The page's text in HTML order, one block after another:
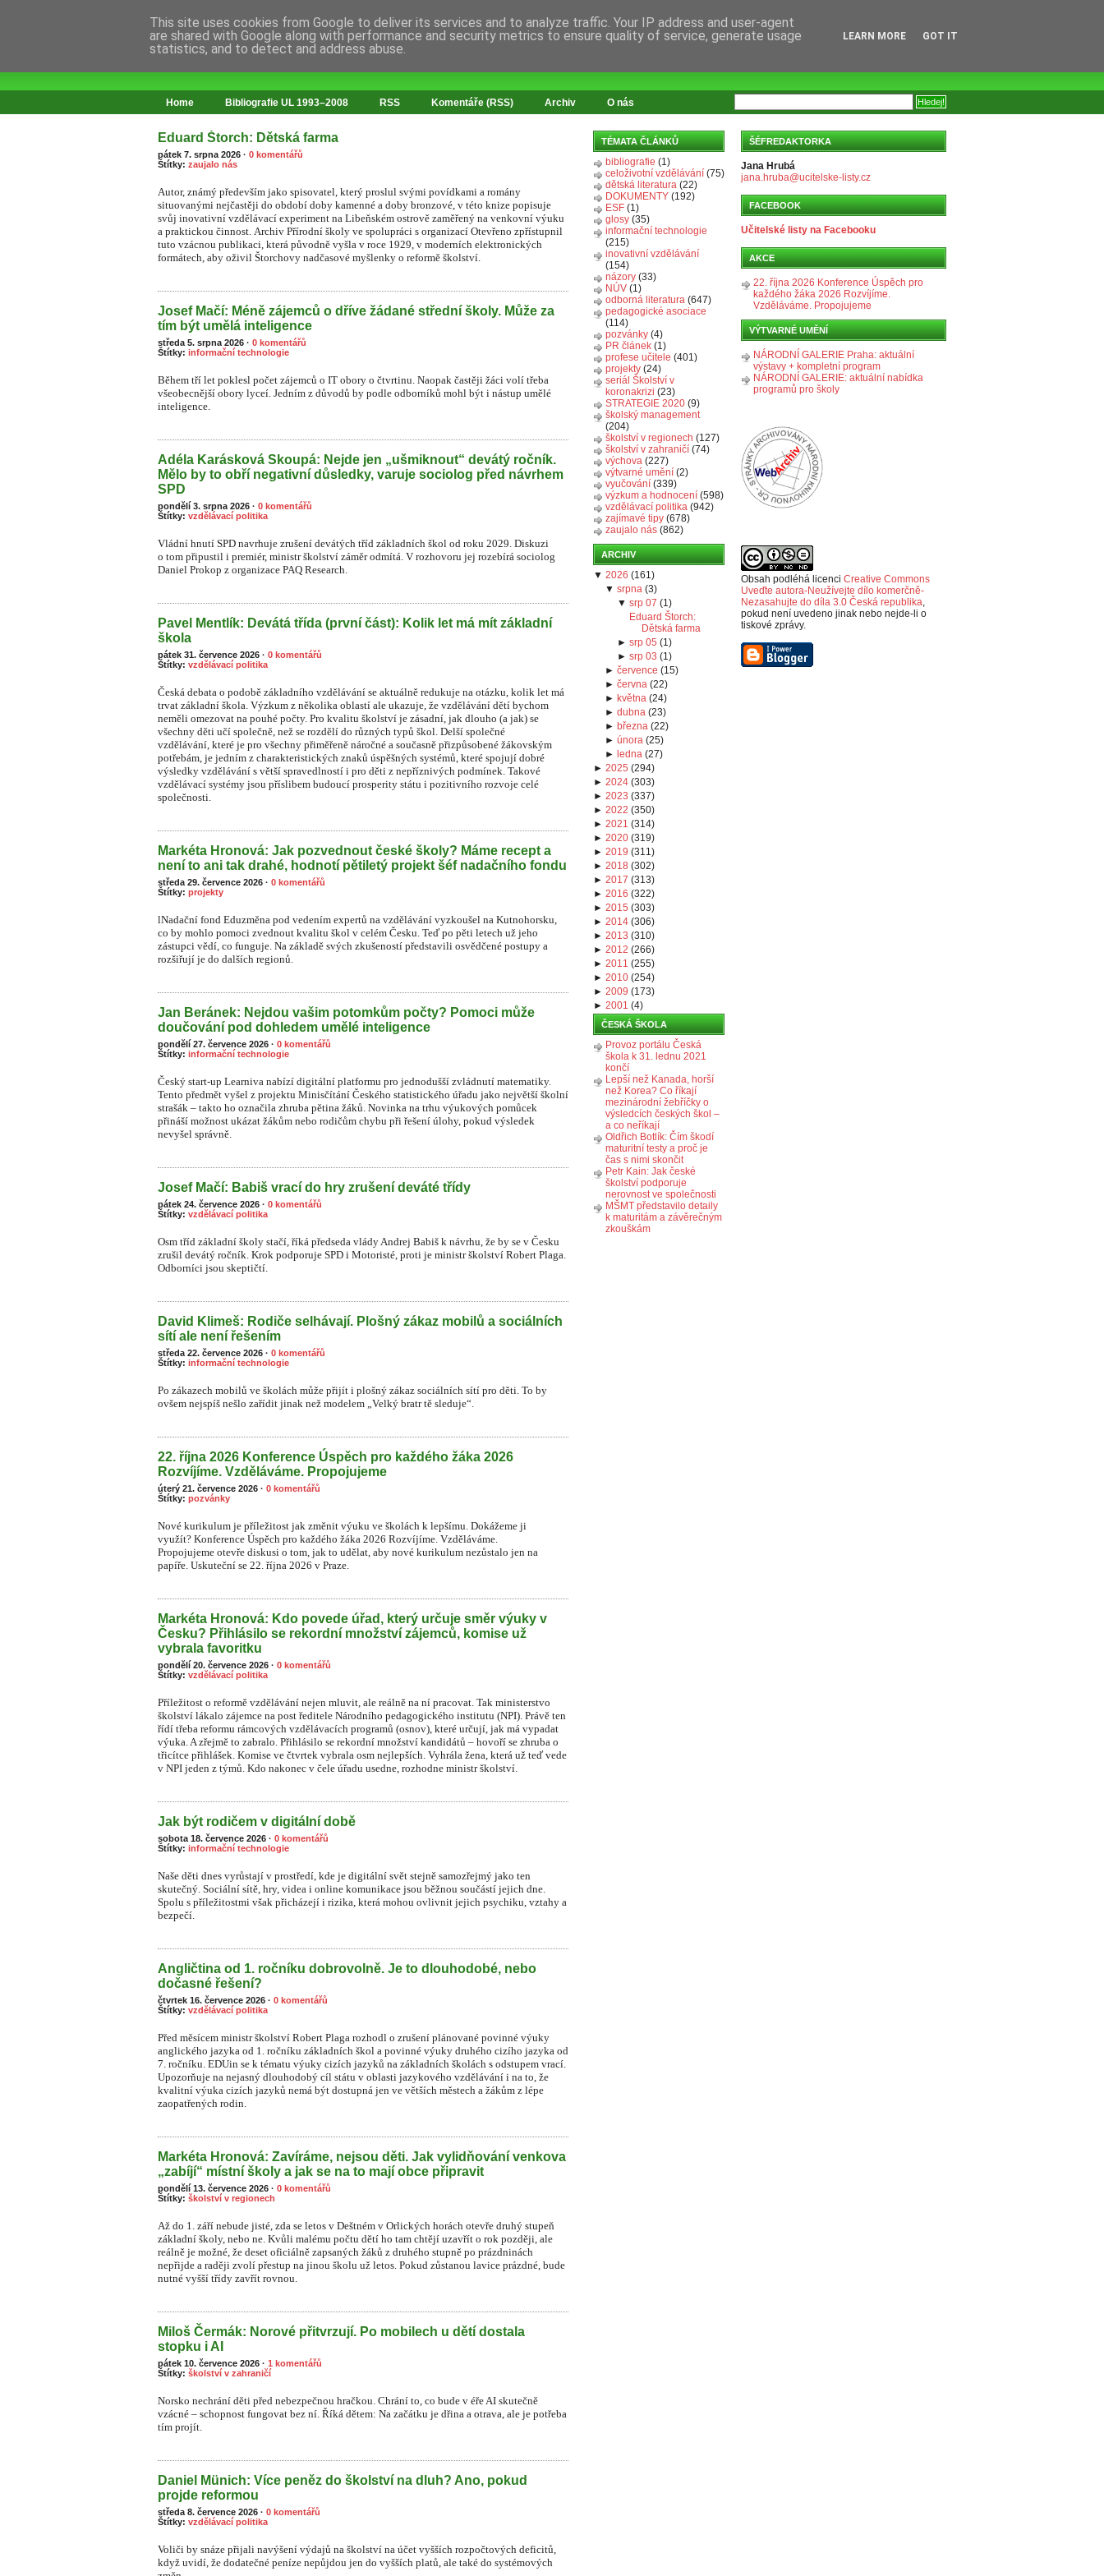
Home Bibliografie UL 1993–2008 RSS Komentáře (RSS) Archiv O nás
Eduard Štorch: Dětská farma
pátek 7. srpna 2026 · 0 komentářů
Štítky: zaujalo nás
Autor, známý především jako spisovatel, který proslul svými povídkami a romány
situovanými nejčastěji do období doby kamenné a doby bronzové, v této knize popisuje
svůj inovativní vzdělávací experiment na Libeňském ostrově zaměřený na venkovní výuku
a praktickou činnost. Archiv Přírodní školy ve spolupráci s organizací Otevřeno zpřístupnil
tuto vzácnou publikaci, která původně vyšla v roce 1929, v moderních elektronických
formátech, aby oživil Štorchovy nadčasové myšlenky o reformě školství.
Josef Mačí: Méně zájemců o dříve žádané střední školy. Může za
tím být umělá inteligence
středa 5. srpna 2026 · 0 komentářů
Štítky: informační technologie
Během tří let poklesl počet zájemců o IT obory o čtvrtinu. Naopak častěji žáci volí třeba
všeobecnější obory lyceí. Jedním z důvodů by podle odborníků mohl být i nástup umělé
inteligence.
Adéla Karásková Skoupá: Nejde jen „ušmiknout“ devátý ročník.
Mělo by to obří negativní důsledky, varuje sociolog před návrhem
SPD
pondělí 3. srpna 2026 · 0 komentářů
Štítky: vzdělávací politika
Vládní hnutí SPD navrhuje zrušení devátých tříd základních škol od roku 2029. Diskuzi
o tom připustil i premiér, ministr školství záměr odmítá. V rozhovoru jej rozebírá sociolog
Daniel Prokop z organizace PAQ Research.
Pavel Mentlík: Devátá třída (první část): Kolik let má mít základní
škola
pátek 31. července 2026 · 0 komentářů
Štítky: vzdělávací politika
Česká debata o podobě základního vzdělávání se aktuálně redukuje na otázku, kolik let má
trvat základní škola. Výzkum z několika oblastí ale ukazuje, že vzdělávání dětí bychom
neměli omezovat na pouhé počty. Pro kvalitu školství je zásadní, jak dlouho (a jak) se
všechny děti učí společně, než se rozdělí do různých typů škol. Delší společné
vzdělávání, které je pro všechny přiměřeně náročné a současně přizpůsobené žákovským
potřebám, je jedním z charakteristických znaků úspěšných systémů, které spojují dobré
výsledky vzdělávání s větší spravedlností i pro děti z nepříznivých podmínek. Takové
vzdělávací systémy jsou příslibem budoucí prosperity státu i pozitivního rozvoje celé
společnosti.
Markéta Hronová: Jak pozvednout české školy? Máme recept a
není to ani tak drahé, hodnotí pětiletý projekt šéf nadačního fondu
středa 29. července 2026 · 0 komentářů
Štítky: projekty
lNadační fond Eduzměna pod vedením expertů na vzdělávání vyzkoušel na Kutnohorsku,
co by mohlo pomoci zvednout kvalitu škol v celém Česku. Teď po pěti letech už jeho
zástupci vědí, co funguje. Na základě svých zkušeností představili osvědčené postupy a
rozšiřují je do dalších regionů.
Jan Beránek: Nejdou vašim potomkům počty? Pomoci může
doučování pod dohledem umělé inteligence
pondělí 27. července 2026 · 0 komentářů
Štítky: informační technologie
Český start-up Learniva nabízí digitální platformu pro jednodušší zvládnutí matematiky.
Tento předmět vyšel z projektu Minisčítání Českého statistického úřadu jako největší školní
strašák – takto ho označila zhruba pětina žáků. Novinka na trhu výukových pomůcek
přináší možnost ukázat žákům nebo rodičům chybu při řešení úlohy, pokud výsledek
nevyšel správně.
Josef Mačí: Babiš vrací do hry zrušení deváté třídy
pátek 24. července 2026 · 0 komentářů
Štítky: vzdělávací politika
Osm tříd základní školy stačí, říká předseda vlády Andrej Babiš k návrhu, že by se v Česku
zrušil devátý ročník. Krok podporuje SPD i Motoristé, proti je ministr školství Robert Plaga.
Odborníci jsou skeptičtí.
David Klimeš: Rodiče selhávají. Plošný zákaz mobilů a sociálních
sítí ale není řešením
středa 22. července 2026 · 0 komentářů
Štítky: informační technologie
Po zákazech mobilů ve školách může přijít i plošný zákaz sociálních sítí pro děti. To by
ovšem nejspíš nešlo zařídit jinak než modelem „Velký bratr tě sleduje“.
22. října 2026 Konference Úspěch pro každého žáka 2026
Rozvíjíme. Vzděláváme. Propojujeme
úterý 21. července 2026 · 0 komentářů
Štítky: pozvánky
Nové kurikulum je příležitost jak změnit výuku ve školách k lepšímu. Dokážeme ji
využít? Konference Úspěch pro každého žáka 2026 Rozvíjíme. Vzděláváme.
Propojujeme otevře diskusi o tom, jak to udělat, aby nové kurikulum nezůstalo jen na
papíře. Uskuteční se 22. října 2026 v Praze.
Markéta Hronová: Kdo povede úřad, který určuje směr výuky v
Česku? Přihlásilo se rekordní množství zájemců, komise už
vybrala favoritku
pondělí 20. července 2026 · 0 komentářů
Štítky: vzdělávací politika
Příležitost o reformě vzdělávání nejen mluvit, ale reálně na ní pracovat. Tak ministerstvo
školství lákalo zájemce na post ředitele Národního pedagogického institutu (NPI). Právě ten
řídí třeba reformu rámcových vzdělávacích programů (osnov), které určují, jak má vypadat
výuka. A zřejmě to zabralo. Přihlásilo se rekordní množství kandidátů – hovoří se zhruba o
třicítce přihlášek. Komise ve čtvrtek vybrala osm nejlepších. Vyhrála žena, která už teď vede
v NPI jeden z týmů. Kdo nakonec v čele úřadu usedne, rozhodne ministr školství.
Jak být rodičem v digitální době
sobota 18. července 2026 · 0 komentářů
Štítky: informační technologie
Naše děti dnes vyrůstají v prostředí, kde je digitální svět stejně samozřejmý jako ten
skutečný. Sociální sítě, hry, videa i online komunikace jsou běžnou součástí jejich dne.
Spolu s příležitostmi však přicházejí i rizika, která mohou ovlivnit jejich psychiku, vztahy a
bezpečí.
Angličtina od 1. ročníku dobrovolně. Je to dlouhodobé, nebo
dočasné řešení?
čtvrtek 16. července 2026 · 0 komentářů
Štítky: vzdělávací politika
Před měsícem ministr školství Robert Plaga rozhodl o zrušení plánované povinné výuky
anglického jazyka od 1. ročníku základních škol a povinné výuky druhého cizího jazyka od
7. ročníku. EDUin se k tématu výuky cizích jazyků na základních školách s odstupem vrací.
Upozorňuje na nejasný dlouhodobý cíl státu v oblasti jazykového vzdělávání i na to, že
kvalitní výuka cizích jazyků nemá být dostupná jen ve větších městech a žákům z lépe
zaopatřených rodin.
Markéta Hronová: Zavíráme, nejsou děti. Jak vylidňování venkova
„zabíjí“ místní školy a jak se na to mají obce připravit
pondělí 13. července 2026 · 0 komentářů
Štítky: školství v regionech
Až do 1. září nebude jisté, zda se letos v Deštném v Orlických horách otevře druhý stupeň
základní školy, nebo ne. Kvůli malému počtu dětí ho tam chtějí uzavřít o rok později, ale
reálně je možné, že deset oficiálně zapsaných žáků z druhého stupně po prázdninách
nepřijde a raději zvolí přestup na jinou školu už letos. Pokud zůstanou lavice prázdné, bude
nutné vyšší třídy zavřít rovnou.
Miloš Čermák: Norové přitvrzují. Po mobilech u dětí dostala
stopku i AI
pátek 10. července 2026 · 1 komentářů
Štítky: školství v zahraničí
Norsko nechrání děti před nebezpečnou hračkou. Chrání to, co bude v éře AI skutečně
vzácné – schopnost fungovat bez ní. Říká dětem: Na začátku je dřina a otrava, ale je potřeba
tím projít.
Daniel Münich: Více peněz do školství na dluh? Ano, pokud
projde reformou
středa 8. července 2026 · 0 komentářů
Štítky: vzdělávací politika
Voliči by snáze přijali navýšení výdajů na školství na účet vyšších rozpočtových deficitů,
když uvidí, že dodatečné peníze nepůjdou jen do vyšších platů, ale také do systémových
TÉMATA ČLÁNKŮ
bibliografie (1)
celoživotní vzdělávání (75)
dětská literatura (22)
DOKUMENTY (192)
ESF (1)
glosy (35)
informační technologie
(215)
inovativní vzdělávání
(154)
názory (33)
NÚV (1)
odborná literatura (647)
pedagogické asociace
(114)
pozvánky (4)
PR článek (1)
profese učitele (401)
projekty (24)
seriál Školství v
koronakrizi (23)
STRATEGIE 2020 (9)
školský management
(204)
školství v regionech (127)
školství v zahraničí (74)
výchova (227)
výtvarné umění (2)
vyučování (339)
výzkum a hodnocení (598)
vzdělávací politika (942)
zajímavé tipy (678)
zaujalo nás (862)
ARCHIV
▼ 2026 (161)
▼srpna (3)
▼ srp 07 (1)
Eduard Štorch:
Dětská farma
► srp 05 (1)
► srp 03 (1)
►července (15)
►června (22)
► května (24)
►dubna (23)
► března (22)
►února (25)
► ledna (27)
► 2025 (294)
► 2024 (303)
► 2023 (337)
► 2022 (350)
► 2021 (314)
► 2020 (319)
► 2019 (311)
► 2018 (302)
► 2017 (313)
► 2016 (322)
► 2015 (303)
► 2014 (306)
► 2013 (310)
► 2012 (266)
► 2011 (255)
► 2010 (254)
► 2009 (173)
► 2001 (4)
ČESKÁ ŠKOLA
Provoz portálu Česká
škola k 31. lednu 2021
končí
Lepší než Kanada, horší
než Korea? Co říkají
mezinárodní žebříčky o
výsledcích českých škol –
a co neříkají
Oldřich Botlík: Čím škodí
maturitní testy a proč je
čas s nimi skončit
Petr Kain: Jak české
školství podporuje
nerovnost ve společnosti
MŠMT představilo detaily
k maturitám a závěrečným
zkouškám
ŠÉFREDAKTORKA
Jana Hrubá
jana.hruba@ucitelske-listy.cz
FACEBOOK
Učitelské listy na Facebooku
AKCE
22. října 2026 Konference Úspěch pro
každého žáka 2026 Rozvíjíme.
Vzděláváme. Propojujeme
VÝTVARNÉ UMĚNÍ
NÁRODNÍ GALERIE Praha: aktuální
výstavy + kompletní program
NÁRODNÍ GALERIE: aktuální nabídka
programů pro školy
Obsah podléhá licenci Creative Commons
Uveďte autora-Neužívejte dílo komerčně-
Nezasahujte do díla 3.0 Česká republika,
pokud není uvedeno jinak nebo nejde-li o
tiskové zprávy.
This site uses cookies from Google to deliver its services and to analyze traffic. Your IP address and user-agent
are shared with Google along with performance and security metrics to ensure quality of service, generate usage
statistics, and to detect and address abuse.
LEARN MORE GOT IT